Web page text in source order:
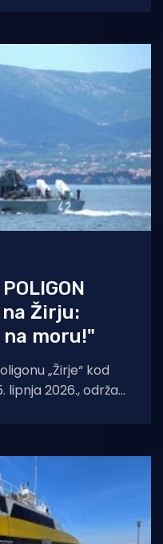
Žirju:
moru!"
„Žirje“ kod
lipnja 2026., održat